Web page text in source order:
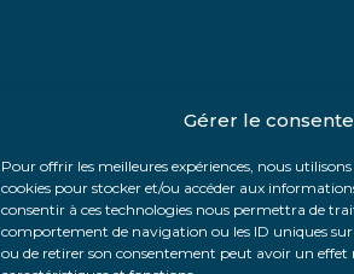
Gérer le
Pour offrir les meilleures expériences, nous
cookies pour stocker et/ou accéder aux
consentir à ces technologies nous permettra de
comportement de navigation ou les ID uniques sur
ou de retirer son consentement peut avoir un effet